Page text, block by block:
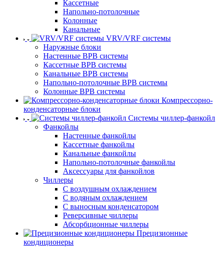
Кассетные
Напольно-потолочные
Колонные
Канальные
VRV/VRF системы
Наружные блоки
Настенные ВРВ системы
Кассетные ВРВ системы
Канальные ВРВ системы
Напольно-потолочные ВРВ системы
Колонные ВРВ системы
Компрессорно-
конденсаторные блоки
Системы чиллер-фанкойл
Фанкойлы
Настенные фанкойлы
Кассетные фанкойлы
Канальные фанкойлы
Напольно-потолочные фанкойлы
Аксессуары для фанкойлов
Чиллеры
С воздушным охлаждением
С водяным охлаждением
С выносным конденсатором
Реверсивные чиллеры
Абсорбционные чиллеры
Прецизионные
кондиционеры